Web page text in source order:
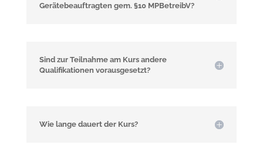
Gerätebeauftragten gem. §10 MPBetreibV?
Sind zur Teilnahme am Kurs andere
Qualifikationen vorausgesetzt?
Wie lange dauert der Kurs?